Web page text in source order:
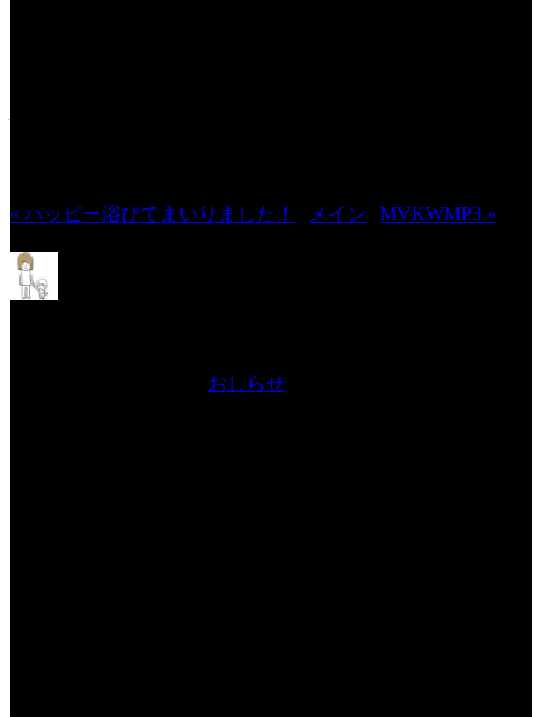
« ハッピー浴びてまいりました！ メイン MVKWMP3 »
おしらせ